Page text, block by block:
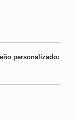
personalizado: